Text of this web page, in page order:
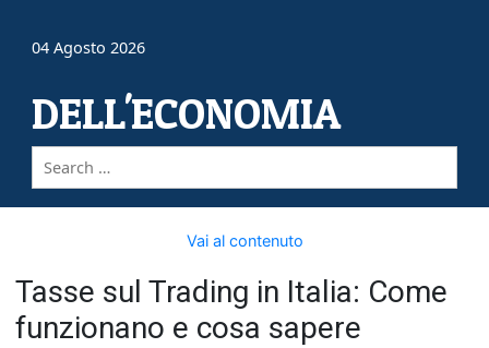
04 Agosto 2026
DELL'ECONOMIA
Vai al contenuto
Tasse sul Trading in Italia: Come
funzionano e cosa sapere